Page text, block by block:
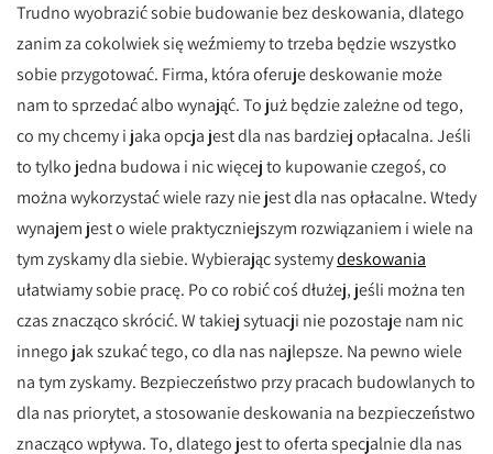
Trudno wyobrazić sobie budowanie bez deskowania, dlatego
zanim za cokolwiek się weźmiemy to trzeba będzie wszystko
sobie przygotować. Firma, która oferuje deskowanie może
nam to sprzedać albo wynająć. To już będzie zależne od tego,
co my chcemy i jaka opcja jest dla nas bardziej opłacalna. Jeśli
to tylko jedna budowa i nic więcej to kupowanie czegoś, co
można wykorzystać wiele razy nie jest dla nas opłacalne. Wtedy
wynajem jest o wiele praktyczniejszym rozwiązaniem i wiele na
tym zyskamy dla siebie. Wybierając systemydeskowania
ułatwiamy sobie pracę. Po co robić coś dłużej, jeśli można ten
czas znacząco skrócić. W takiej sytuacji nie pozostaje nam nic
innego jak szukać tego, co dla nas najlepsze. Na pewno wiele
na tym zyskamy. Bezpieczeństwo przy pracach budowlanych to
dla nas priorytet, a stosowanie deskowania na bezpieczeństwo
znacząco wpływa. To, dlatego jest to oferta specjalnie dla nas